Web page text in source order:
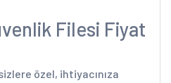
Filesi Fiyat
özel, ihtiyacınıza